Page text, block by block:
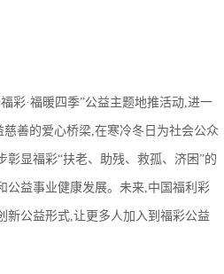
彩·福暖四季”公益主题地推活动,进一
善的爱心桥梁,在寒冷冬日为社会公众
彰显福彩“扶老、助残、救孤、济困”的
公益事业健康发展。未来,中国福利彩
新公益形式,让更多人加入到福彩公益